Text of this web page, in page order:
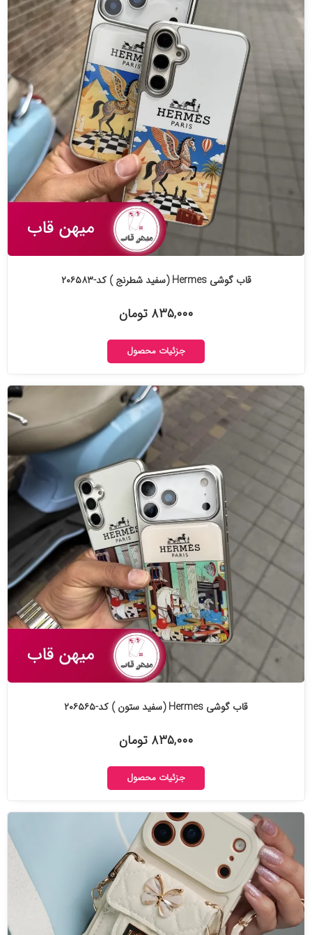
قاب گوشی Hermes (سفید شطرنج ) کد-۲۰۶۵۸۳
۸۳۵,۰۰۰ تومان
جزئیات محصول
قاب گوشی Hermes (سفید ستون ) کد-۲۰۶۵۶۵
۸۳۵,۰۰۰ تومان
جزئیات محصول